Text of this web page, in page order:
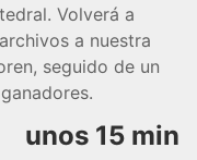
Volverá a
a nuestra
seguido de un
unos 15 min